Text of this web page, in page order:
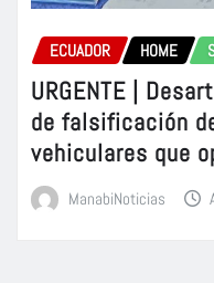
ECUADOR HOME
URGENTE |
de falsificación
vehiculares que
ManabiNoticias